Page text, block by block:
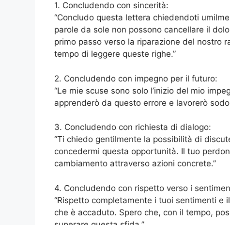
1. Concludendo con sincerità:
“Concludo questa lettera chiedendoti
parole da sole non possono cancellare il
primo passo verso la riparazione del nostro
tempo di leggere queste righe.”
2. Concludendo con impegno per il futuro:
“Le mie scuse sono solo l’inizio del mio
apprenderò da questo errore e lavorerò
3. Concludendo con richiesta di dialogo:
“Ti chiedo gentilmente la possibilità di
concedermi questa opportunità. Il tuo
cambiamento attraverso azioni concrete.”
4. Concludendo con rispetto verso i
“Rispetto completamente i tuoi sentimenti
che è accaduto. Spero che, con il tempo,